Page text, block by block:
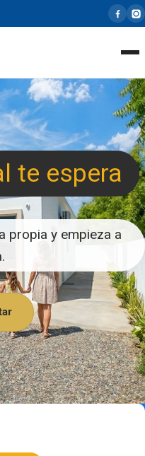
te espera
propia y empieza a